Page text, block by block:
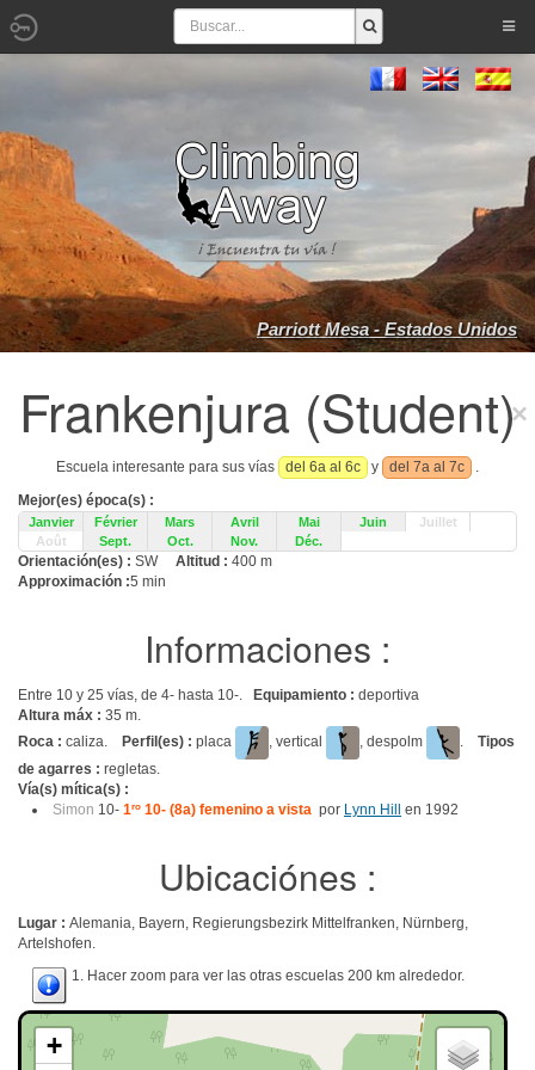
Parriott Mesa - Estados Unidos
Frankenjura (Student)
Escuela interesante para sus vías del 6a al 6c y del 7a al 7c
.
Mejor(es) época(s) :
Janvier Février Mars Avril Mai Juin
Juillet
Août
Sept. Oct. Nov. Déc.
Orientación(es) : SW Altitud : 400 m
Approximación :5 min
Informaciones :
Entre 10 y 25 vías, de 4- hasta 10-. Equipamiento : deportiva
Altura máx : 35 m.
Roca : caliza. Perfil(es) : placa , vertical , despolm . Tipos
de agarres : regletas.
Vía(s) mítica(s) :
Simon 10- 1ro 10- (8a) femenino a vista por Lynn Hill en 1992
Ubicaciónes :
Lugar : Alemania, Bayern, Regierungsbezirk Mittelfranken, Nürnberg,
Artelshofen.
1. Hacer zoom para ver las otras escuelas 200 km alrededor.
+